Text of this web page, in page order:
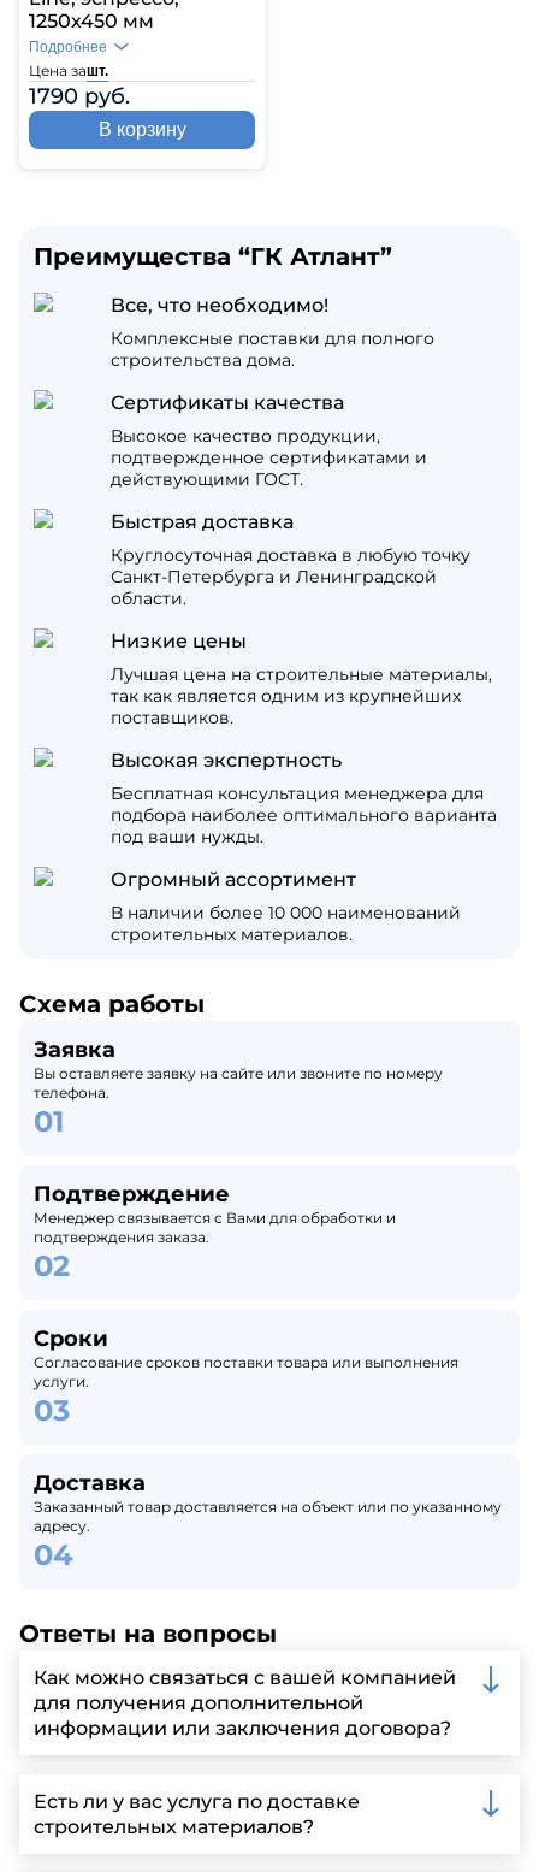
1250х450 мм
Цена зашт.
1790 руб.
Подробнее
В корзину
Преимущества “ГК Атлант”
Все, что необходимо!
Комплексные поставки для полного
строительства дома.
Сертификаты качества
Высокое качество продукции,
подтвержденное сертификатами и
действующими ГОСТ.
Быстрая доставка
Круглосуточная доставка в любую точку
Санкт-Петербурга и Ленинградской
области.
Низкие цены
Лучшая цена на строительные материалы,
так как является одним из крупнейших
поставщиков.
Высокая экспертность
Бесплатная консультация менеджера для
подбора наиболее оптимального варианта
под ваши нужды.
Огромный ассортимент
В наличии более 10 000 наименований
строительных материалов.
Схема работы
Заявка
Вы оставляете заявку на сайте или звоните по номеру
телефона.
Подтверждение
Менеджер связывается с Вами для обработки и
подтверждения заказа.
Сроки
Согласование сроков поставки товара или выполнения
услуги.
Доставка
Заказанный товар доставляется на объект или по указанному
адресу.
Ответы на вопросы
Как можно связаться с вашей компанией
для получения дополнительной
информации или заключения договора?
запрос через нашу официальную почту или
заполнить форму на нашем сайте для более
детальной информации и организации встречи.
Есть ли у вас услуга по доставке
строительных материалов?